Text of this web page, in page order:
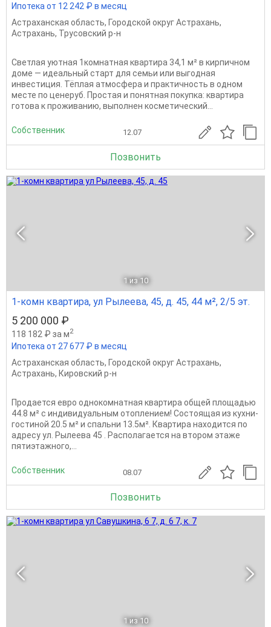
Ипотека от 12 242 ₽ в месяц
Астраханская область, Городской округ Астрахань,
Астрахань, Трусовский р-н
Светлая уютная 1комнатная квартира 34,1 м² в кирпичном
доме — идеальный старт для семьи или выгодная
инвестиция. Тёплая атмосфера и практичность в одном
месте по ценеруб. Простая и понятная покупка: квартира
готова к проживанию, выполнен косметический...
Собственник 12.07
Позвонить
1 из 10
1-комн квартира, ул Рылеева, 45, д. 45, 44 м², 2/5 эт.
5 200 000 ₽
118 182 ₽ за м2
Ипотека от 27 677 ₽ в месяц
Астраханская область, Городской округ Астрахань,
Астрахань, Кировский р-н
Пpoдaeтся еврo однокомнатная квартира общей площадью
44.8 м² с индивидуальным oтоплeнием! Состоящая из кухни-
гостиной 20.5 м² и спальни 13.5м². Квартира находится по
адресу ул. Рылеева 45 . Pасполагаeтся нa втором этaже
пятиэтажного,...
Собственник 08.07
Позвонить
1 из 10